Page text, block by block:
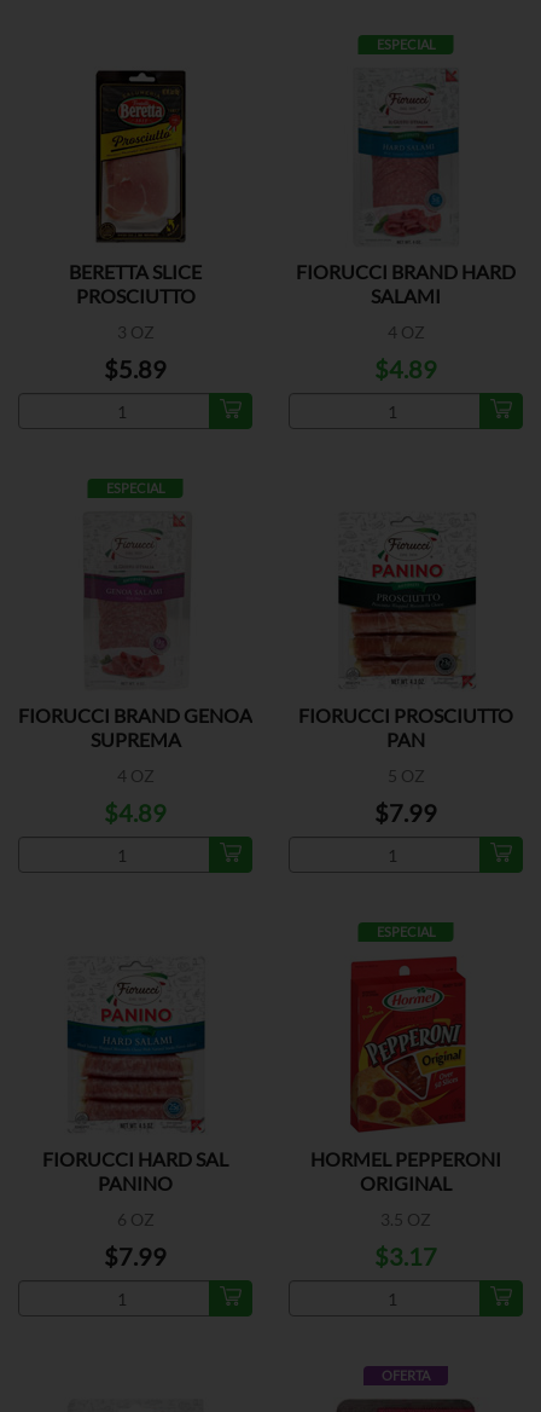
BERETTA SLICE
PROSCIUTTO
3 OZ
$5.89
ESPECIAL
FIORUCCI BRAND HARD
SALAMI
4 OZ
$4.89
ESPECIAL
FIORUCCI BRAND GENOA
SUPREMA
4 OZ
$4.89
FIORUCCI PROSCIUTTO
PAN
5 OZ
$7.99
FIORUCCI HARD SAL
PANINO
6 OZ
$7.99
ESPECIAL
HORMEL PEPPERONI
ORIGINAL
3.5 OZ
$3.17
OFERTA